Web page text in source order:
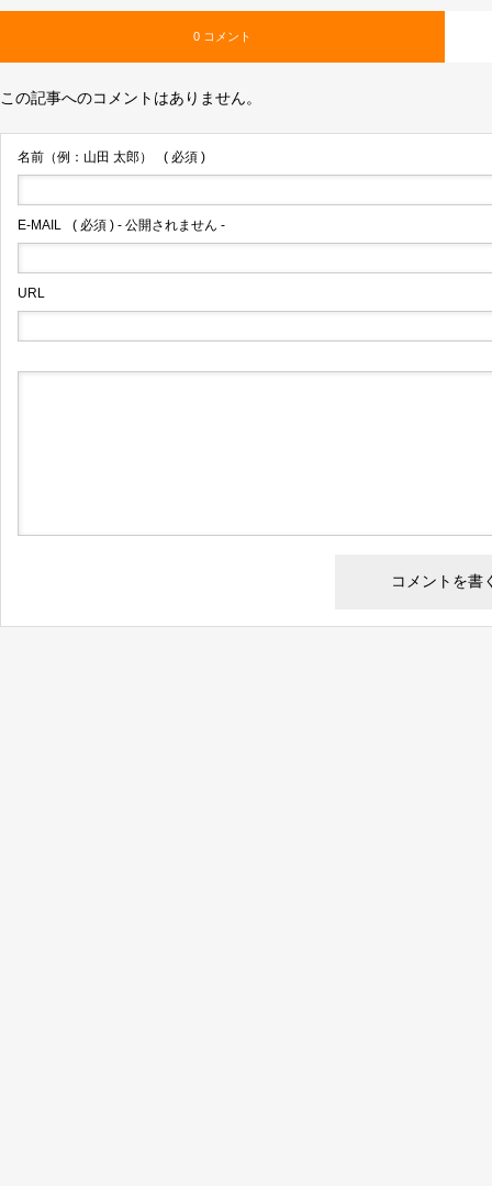
0 コメント
この記事へのコメントはありません。
名前（例：山田 太郎） ( 必須 )
E-MAIL ( 必須 ) - 公開されません -
URL